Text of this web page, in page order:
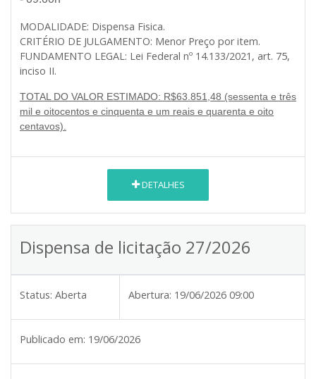
MODALIDADE: Dispensa Fisica.
CRITÉRIO DE JULGAMENTO: Menor Preço por item.
FUNDAMENTO LEGAL: Lei Federal nº 14.133/2021, art. 75,
inciso II.
TOTAL DO VALOR ESTIMADO: R$63.851,48 (sessenta e três
mil e oitocentos e cinquenta e um reais e quarenta e oito
centavos).
DETALHES
Dispensa de licitação 27/2026
Status: Aberta Abertura: 19/06/2026 09:00
Publicado em: 19/06/2026